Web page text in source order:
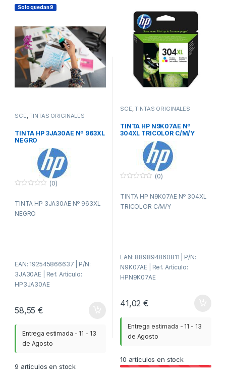
Solo quedan 9
SCE,TINTAS ORIGINALES
TINTA HP 3JA30AE Nº 963XL
NEGRO
r
(0)
TINTA HP 3JA30AE Nº 963XL
NEGRO
EAN: 192545866637 | P/N:
3JA30AE | Ref. Artículo:
HP3JA30AE
58,55€
Entrega estimada - 11 - 13
de Agosto
9 artículos en stock
SCE,TINTAS ORIGINALES
TINTA HP N9K07AE Nº
304XL TRICOLOR C/M/Y
(0)
TINTA HP N9K07AE Nº 304XL
TRICOLOR C/M/Y
EAN: 889894860811 | P/N:
N9K07AE | Ref. Artículo:
HPN9K07AE
41,02€
Entrega estimada - 11 - 13
de Agosto
10 artículos en stock